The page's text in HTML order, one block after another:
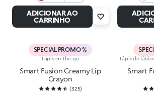
Stay
Wild
ADICIONAR AO
CARRINHO
SPECIAL PROMO %
Lápis on-the-go
Smart Fusion Creamy Lip
Crayon
(325)
Lápis de
Smart